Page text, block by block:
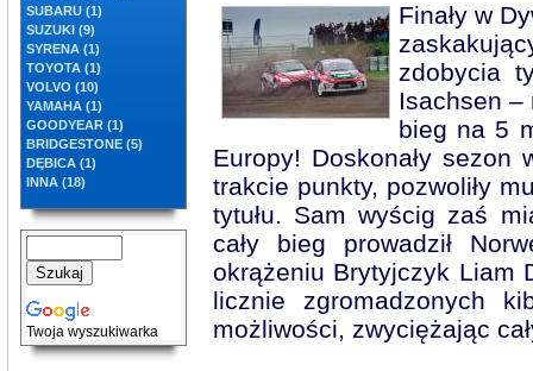
SUBARU (1)
SUZUKI (9)
SYRENA (1)
TOYOTA (1)
VOLVO (10)
YAMAHA (1)
GOODYEAR (1)
BRIDGESTONE (5)
DĘBICA (1)
INNA (18)
Twoja wyszukiwarka
Finały w
zdobycia
Isachsen –
bieg na 5
Europy! Doskonały
trakcie punkty, pozwoliły
tytułu. Sam wyścig zaś
cały bieg prowadził
okrążeniu Brytyjczyk Liam
licznie zgromadzonych
możliwości, zwyciężając